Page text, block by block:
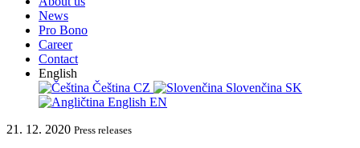
News
Pro Bono
Career
Contact
English
Čeština CZ Slovenčina SK
English EN
21. 12. 2020 Press releases